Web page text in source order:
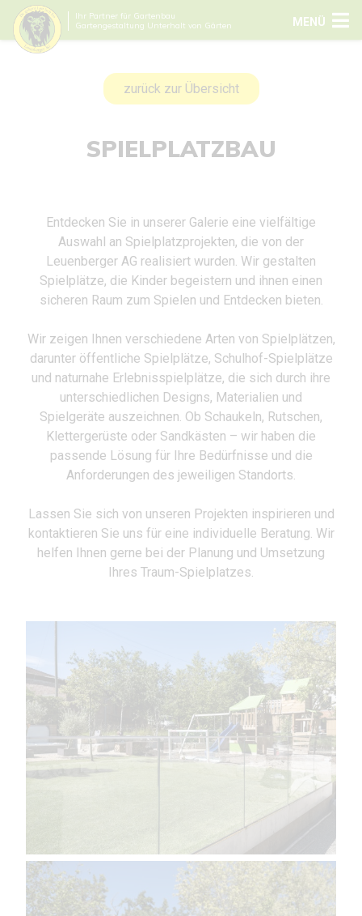
Ihr Partner für Gartenbau
Gartengestaltung Unterhalt von Gärten
MENÜ
zurück zur Übersicht
SPIELPLATZBAU
Entdecken Sie in unserer Galerie eine vielfältige
Auswahl an Spielplatzprojekten, die von der
Leuenberger AG realisiert wurden. Wir gestalten
Spielplätze, die Kinder begeistern und ihnen einen
sicheren Raum zum Spielen und Entdecken bieten.
Wir zeigen Ihnen verschiedene Arten von Spielplätzen,
darunter öffentliche Spielplätze, Schulhof-Spielplätze
und naturnahe Erlebnisspielplätze, die sich durch ihre
unterschiedlichen Designs, Materialien und
Spielgeräte auszeichnen. Ob Schaukeln, Rutschen,
Klettergerüste oder Sandkästen – wir haben die
passende Lösung für Ihre Bedürfnisse und die
Anforderungen des jeweiligen Standorts.
Lassen Sie sich von unseren Projekten inspirieren und
kontaktieren Sie uns für eine individuelle Beratung. Wir
helfen Ihnen gerne bei der Planung und Umsetzung
Ihres Traum-Spielplatzes.